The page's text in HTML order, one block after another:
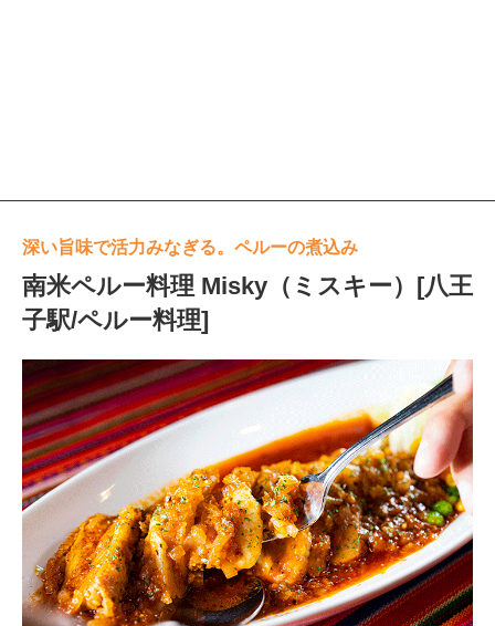
深い旨味で活力みなぎる。ペルーの煮込み
南米ペルー料理 Misky（ミスキー）[八王
子駅/ペルー料理]